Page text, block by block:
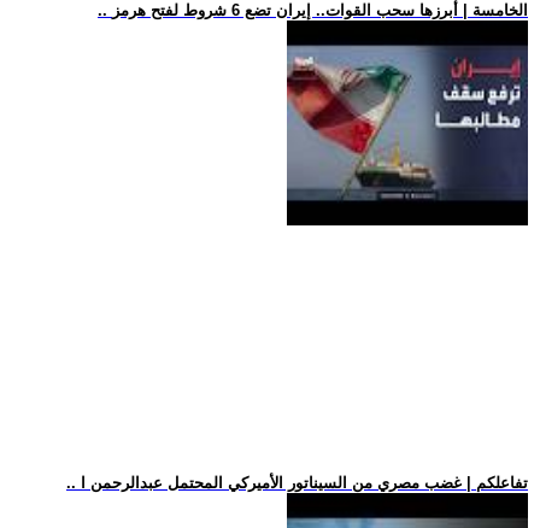
.. الخامسة | أبرزها سحب القوات.. إيران تضع 6 شروط لفتح هرمز
.. تفاعلكم | غضب مصري من السيناتور الأميركي المحتمل عبدالرحمن ا